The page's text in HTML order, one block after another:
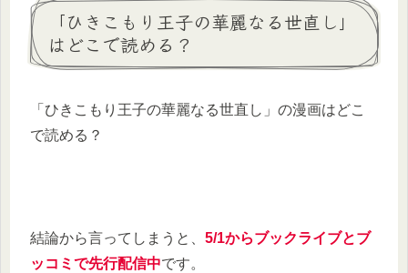
「ひきこもり王子の華麗なる世直し」
はどこで読める？
「ひきこもり王子の華麗なる世直し」の漫画はどこ
で読める？
結論から言ってしまうと、 5/1からブックライブとブ
ッコミで先行配信中です。